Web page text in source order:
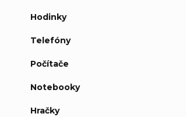
Hodinky
Telefóny
Počítače
Notebooky
Hračky